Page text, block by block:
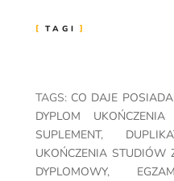
TAGI
TAGS: CO DAJE
DYPLOM UKOŃCZENIA
SUPLEMENT,
UKOŃCZENIA STUDIÓW
DYPLOMOWY,